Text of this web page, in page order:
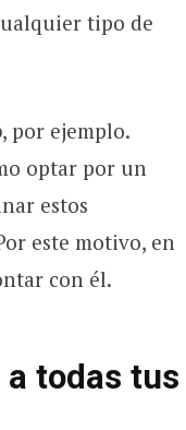
tipo de
, por ejemplo.
optar por un
estos
este motivo, en
con él.
todas tus